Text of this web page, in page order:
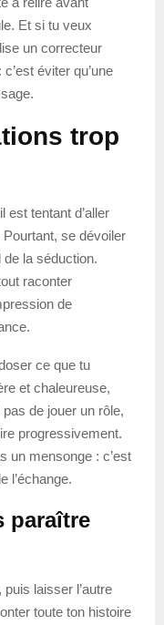
Et si tu veux
un correcteur
éviter qu’une
trop
est tentant d’aller
se dévoiler
la séduction.
raconter
de
ce que tu
et chaleureuse,
pas de jouer un rôle,
progressivement.
un mensonge : c’est
l’échange.
paraître
laisser l’autre
toute ton histoire